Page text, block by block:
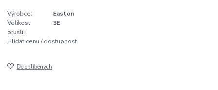
Výrobce:
Easton
Velikost
bruslí:
3E
Hlídat cenu / dostupnost
Do oblíbených